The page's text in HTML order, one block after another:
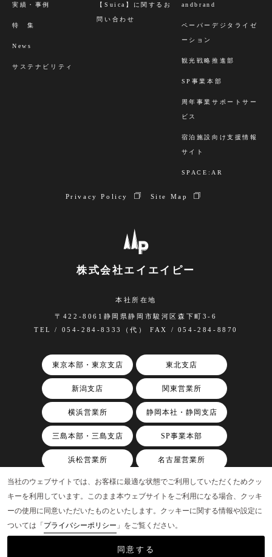
株式会社エイエイピー
本社所在地
〒422-8061静岡県静岡市駿河区森下町3-6
TEL / 054-284-8333（代） FAX / 054-284-8870
東京本部・東京支店 東北支店
新潟支店 関東営業所
横浜営業所 静岡本社・静岡支店
三島本部・三島支店 SP事業本部
浜松営業所 名古屋営業所
関西支店
実績・事例
特 集
News
サステナビリティ
【Suica】に関するお
問い合わせ
andbrand
ペーパーデジタライゼ
ーション
観光戦略推進部
SP事業本部
周年事業サポートサー
ビス
宿泊施設向け支援情報
サイト
SPACE:AR
Privacy Policy Site Map
©AAP, Inc.
当社のウェブサイトでは、お客様に最適な状態でご利用していただくためクッ
キーを利用しています。このまま本ウェブサイトをご利用になる場合、クッキ
ーの使用に同意いただいたものといたします。クッキーに関する情報や設定に
ついては「 プライバシーポリシー 」をご覧ください。
同意する